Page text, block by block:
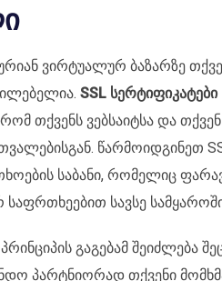
ვირტუალურ ბაზარზე
SSL სერტიფიკატები
თქვენს ვებსაიტსა და
წარმოიდგინეთ
საბანი, რომელიც
სავსე
პრინციპის გაგებამ შეიძლება
პარტნიორად თქვენი